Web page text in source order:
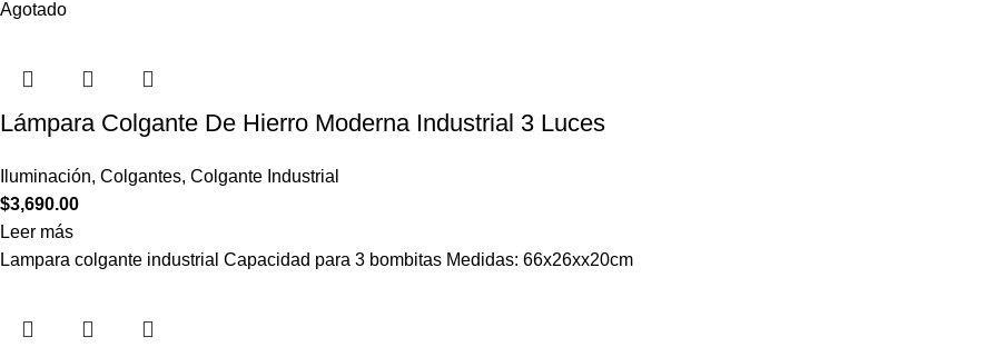
Agotado
Lámpara Colgante De Hierro Moderna Industrial 3 Luces
Iluminación, Colgantes, Colgante Industrial
$3,690.00
Leer más
Lampara colgante industrial Capacidad para 3 bombitas Medidas: 66x26xx20cm